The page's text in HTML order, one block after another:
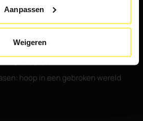
Aanpassen
Weigeren
Nieuwsbrief
kunt kraken
hoop in een gebroken wereld